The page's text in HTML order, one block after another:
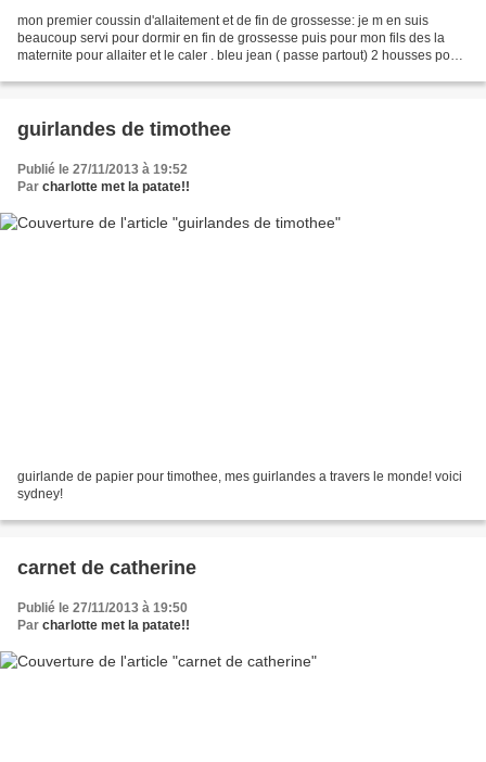
mon premier coussin d'allaitement et de fin de grossesse: je m en suis
beaucoup servi pour dormir en fin de grossesse puis pour mon fils des la
maternite pour allaiter et le caler . bleu jean ( passe partout) 2 housses pour
guirlandes de timothee
Publié le 27/11/2013 à 19:52
Par charlotte met la patate!!
guirlande de papier pour timothee, mes guirlandes a travers le monde! voici
sydney!
carnet de catherine
Publié le 27/11/2013 à 19:50
Par charlotte met la patate!!